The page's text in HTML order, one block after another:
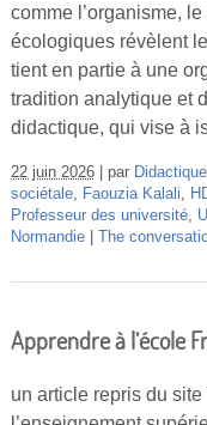
comme l’organisme,
écologiques révèlent
tient en partie à une
tradition analytique et
didactique, qui vise à
22 juin 2026 par
sociétale, Faouzia Kalali
Professeur des université,
Normandie
The
Apprendre à l’école
un article repris du